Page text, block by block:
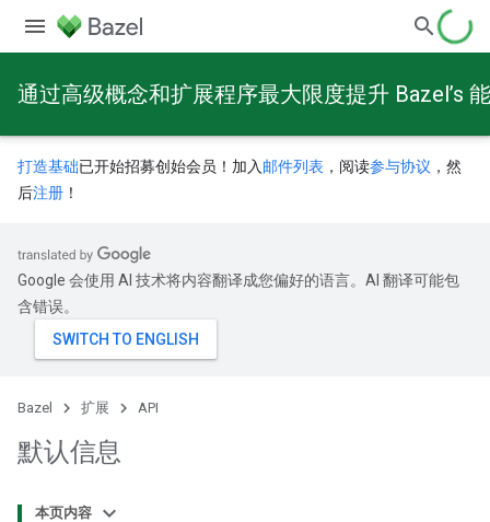
通过高级概念和扩展程序最大限度提升 Bazel’s
打造基础已开始招募创始会员！加入 邮件列表 ，阅读参与协议 ，然
后注册 ！
Google 会使用 AI 技术将内容翻译成您偏好的语言。AI 翻译可能包
含错误。
Bazel 扩展 API
默认信息
本页内容